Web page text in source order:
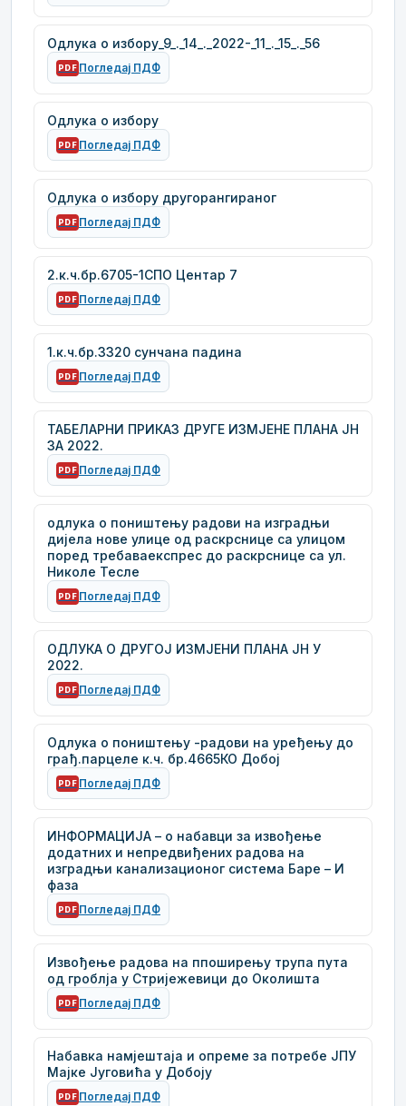
Одлука о избору_9_._14_._2022-_11_._15_._56
PDF Погледај ПДФ
Одлука о избору
PDF Погледај ПДФ
Одлука о избору другорангираног
PDF Погледај ПДФ
2.к.ч.бр.6705-1СПО Центар 7
PDF Погледај ПДФ
1.к.ч.бр.3320 сунчана падина
PDF Погледај ПДФ
ТАБЕЛАРНИ ПРИКАЗ ДРУГЕ ИЗМЈЕНЕ ПЛАНА ЈН
ЗА 2022.
PDF Погледај ПДФ
одлука о поништењу радови на изградњи
дијела нове улице од раскрснице са улицом
поред требаваекспрес до раскрснице са ул.
Николе Тесле
PDF Погледај ПДФ
ОДЛУКА О ДРУГОЈ ИЗМЈЕНИ ПЛАНА ЈН У
2022.
PDF Погледај ПДФ
Одлука о поништењу -радови на уређењу до
грађ.парцеле к.ч. бр.4665КО Добој
PDF Погледај ПДФ
ИНФОРМАЦИЈА – о набавци за извођење
додатних и непредвиђених радова на
изградњи канализационог система Баре – И
фаза
PDF Погледај ПДФ
Извођење радова на ппоширењу трупа пута
од гроблја у Стријежевици до Околишта
PDF Погледај ПДФ
Набавка намјештаја и опреме за потребе ЈПУ
Мајке Југовића у Добоју
PDF Погледај ПДФ